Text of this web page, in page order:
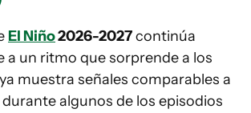
El Niño2026-2027continúa
a un ritmo que sorprende a los
muestra señales comparables a
algunos de los episodios